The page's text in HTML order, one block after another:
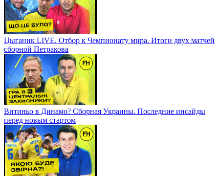
Цыганик LIVE. Отбор к Чемпионату мира. Итоги двух матчей
сборной Петракова
Витиньо в Динамо? Сборная Украины. Последние инсайды
перед новым стартом